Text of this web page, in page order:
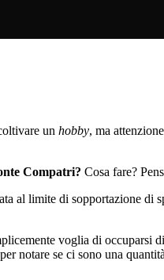
un hobby, ma
Compatri? Cosa fare?
al limite di sopportazione di
voglia di occuparsi
notare se ci sono una